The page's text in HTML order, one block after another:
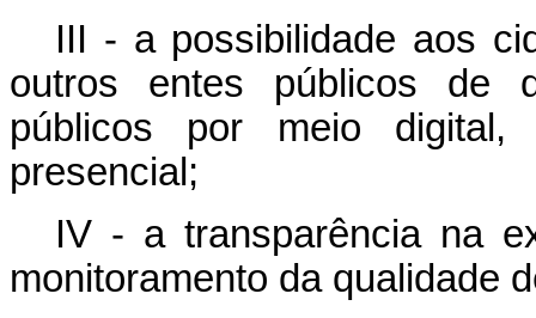
III - a possibilidade aos
outros entes públicos de
públicos por meio digital,
presencial;
IV - a transparência na
monitoramento da qualidade